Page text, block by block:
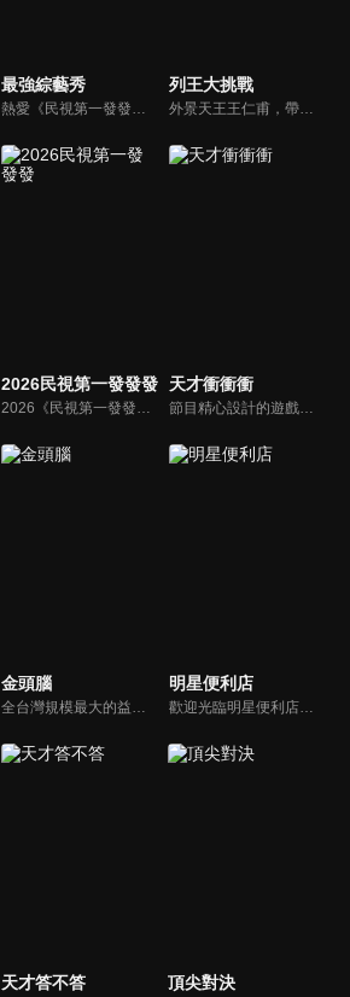
最強綜藝秀 列王大挑戰
外景天王王仁甫，帶領初出茅廬、外景界新鮮人的陳漢典攜手主持，兩人各自率領自稱膽大包天的列王藝人團，在節目中相互挑戰對方害怕的極限，集結恐懼、互整、爆笑等綜藝效果，讓觀眾看看藝人們最野生的真情流露！
2026民視第一發發發
2026《民視第一發發發》由陳美鳳、白冰冰、陽帆、侯怡君、阿翔、白家綺、賴慧如、籃籃以及郭忠祐擔任主持人，集結百位豪華陣容向觀眾拜年。節目分成四大段：百人大開場「馬年吉祥迎新春」、歌舞單元「躍馬揚鞭慶豐年」、明星運動會「馬到成功萬象新」、益智遊戲的「萬馬奔騰慶團圓」。
天才衝衝衝
節目精心設計的遊戲內容，包括深受觀眾喜愛並且火紅於各大專院校的【TEMPO系列】，考驗藝人用肢體表達能力以及聯想能力的【你是WORD演】、【會演是英雄】，考驗英文程度的【EAR傳耳ABC】，超簡單、超爆笑的【看你怎麼說】，以及考驗藝人反應、機智以及隊友默契的【不可能的默契】等單元，逗趣又爆笑！
金頭腦
全台灣規模最大的益智節目，首創棚內與外景並重，聰明的觀眾動動腦，尋找各行各業最聰明的人，打造與上班族生活圈最貼近的百人大型益智節目！
明星便利店
歡迎光臨明星便利店！你覺得便利店裡面有什麼？關東煮？茶葉蛋？還是讓你尖叫的大明星？一家擁有明星的便利店，到底有多稀奇，你會不會想要光臨呢？
天才答不答 頂尖對決